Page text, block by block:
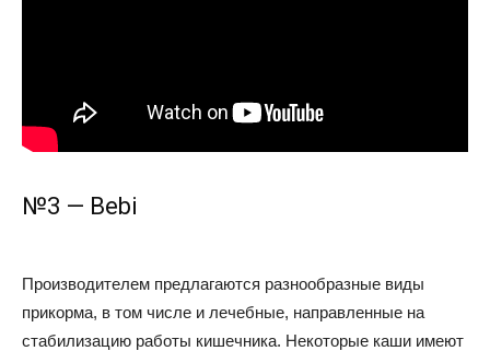
№3 — Bebi
Производителем предлагаются разнообразные виды
прикорма, в том числе и лечебные, направленные на
стабилизацию работы кишечника. Некоторые каши имеют